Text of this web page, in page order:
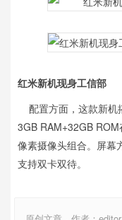
红米新机现身工信部
配置方面，这款新机
3GB RAM+32GB
像素摄像头组合。屏幕
支持双卡双待。